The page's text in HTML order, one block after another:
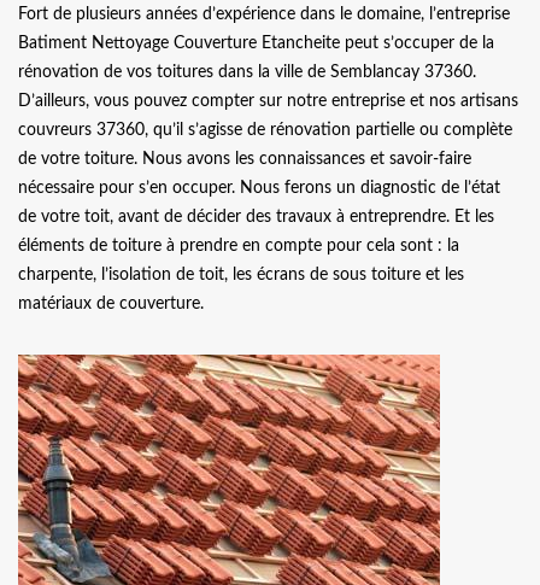
Fort de plusieurs années d’expérience dans le domaine, l’entreprise
Batiment Nettoyage Couverture Etancheite peut s’occuper de la
rénovation de vos toitures dans la ville de Semblancay 37360.
D’ailleurs, vous pouvez compter sur notre entreprise et nos artisans
couvreurs 37360, qu’il s’agisse de rénovation partielle ou complète
de votre toiture. Nous avons les connaissances et savoir-faire
nécessaire pour s’en occuper. Nous ferons un diagnostic de l’état
de votre toit, avant de décider des travaux à entreprendre. Et les
éléments de toiture à prendre en compte pour cela sont : la
charpente, l’isolation de toit, les écrans de sous toiture et les
matériaux de couverture.